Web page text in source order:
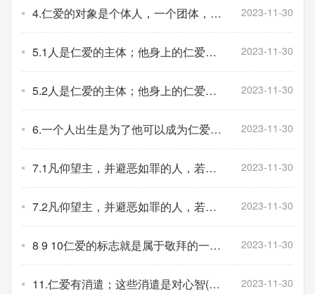
4.仁爱的对象是个体人，一个团体，一
个人的国家，人类；从狭义和广义上
说，所有人都是邻舍
2023-11-30
5.1人是仁爱的主体；他身上的仁爱是
怎样，他就是怎样一个仁爱的主体；他
向邻舍所实施的仁爱也怎样
2023-11-30
5.2人是仁爱的主体；他身上的仁爱是
怎样，他就是怎样一个仁爱的主体；他
向邻舍所实施的仁爱也怎样
2023-11-30
6.一个人出生是为了他可以成为仁爱；
他不可能成为仁爱，除非他持续不断地
出于情感和快乐向邻舍行功用之良善
2023-11-30
7.1凡仰望主，并避恶如罪的人，若诚
实、公正、忠诚地做自己职务或职业的
工作，都会成为一种仁爱的形式
2023-11-30
7.2凡仰望主，并避恶如罪的人，若诚
实、公正、忠诚地做自己职务或职业的
工作，都会成为一种仁爱的形式
2023-11-30
8 9 10仁爱的标志就是属于敬拜的一切
等
2023-11-30
11.仁爱有消遣；这些消遣是对心智(ani
2023-11-30